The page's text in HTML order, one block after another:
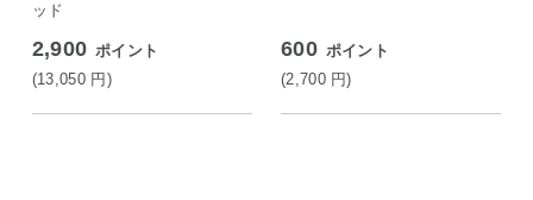
ッド
2,900 ポイント
(13,050 円 )
600 ポイント
(2,700 円)